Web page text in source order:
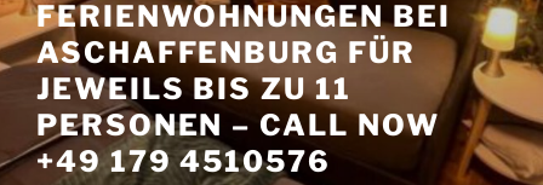
FERIENWOHNUNGEN BEI
ASCHAFFENBURG FÜR
JEWEILS BIS ZU 11
PERSONEN – CALL NOW
+49 179 4510576